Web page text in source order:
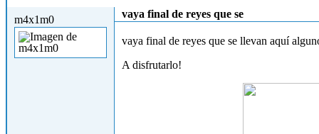
m4x1m0 vaya final de reyes que se
vaya final de reyes que se llevan aquí
A disfrutarlo!